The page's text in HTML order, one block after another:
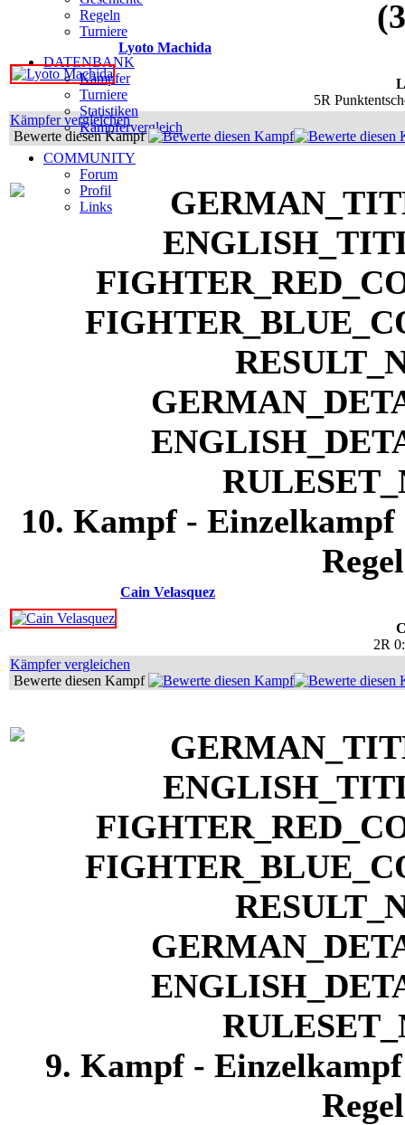
Regeln
Turniere
DATENBANK
Kämpfer
Turniere
Statistiken
Kämpfervergleich
COMMUNITY
Forum
Profil
Links
Lyoto Machida
5R
Kämpfer vergleichen
Bewerte diesen Kampf
10. Kampf - Einzelkampf
Cain Velasquez
2R
Kämpfer vergleichen
Bewerte diesen Kampf
9. Kampf -